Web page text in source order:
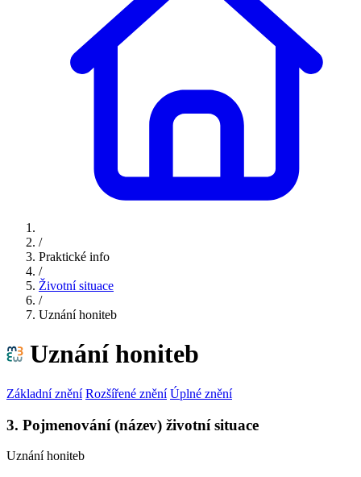
/
Praktické info
/
Životní situace
/
Uznání honiteb
Uznání honiteb
Základní znění Rozšířené znění Úplné znění
3. Pojmenování (název) životní situace
Uznání honiteb